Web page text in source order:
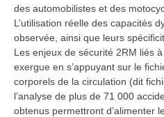
des automobilistes et des
L’utilisation réelle des capacités
observée, ainsi que leurs
Les enjeux de sécurité 2RM liés
exergue en s’appuyant sur le
corporels de la circulation (dit
l’analyse de plus de 71 000
obtenus permettront d’alimenter